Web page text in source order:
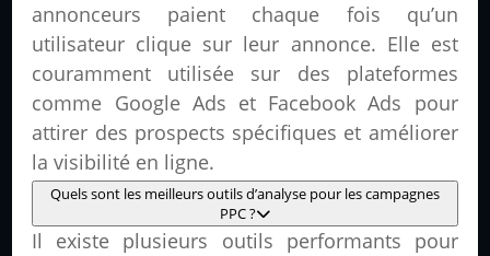
annonceurs paient chaque fois qu’un
utilisateur clique sur leur annonce. Elle est
couramment utilisée sur des plateformes
comme Google Ads et Facebook Ads pour
attirer des prospects spécifiques et améliorer
la visibilité en ligne.
Quels sont les meilleurs outils d’analyse pour les campagnes
PPC ?
Il existe plusieurs outils performants pour